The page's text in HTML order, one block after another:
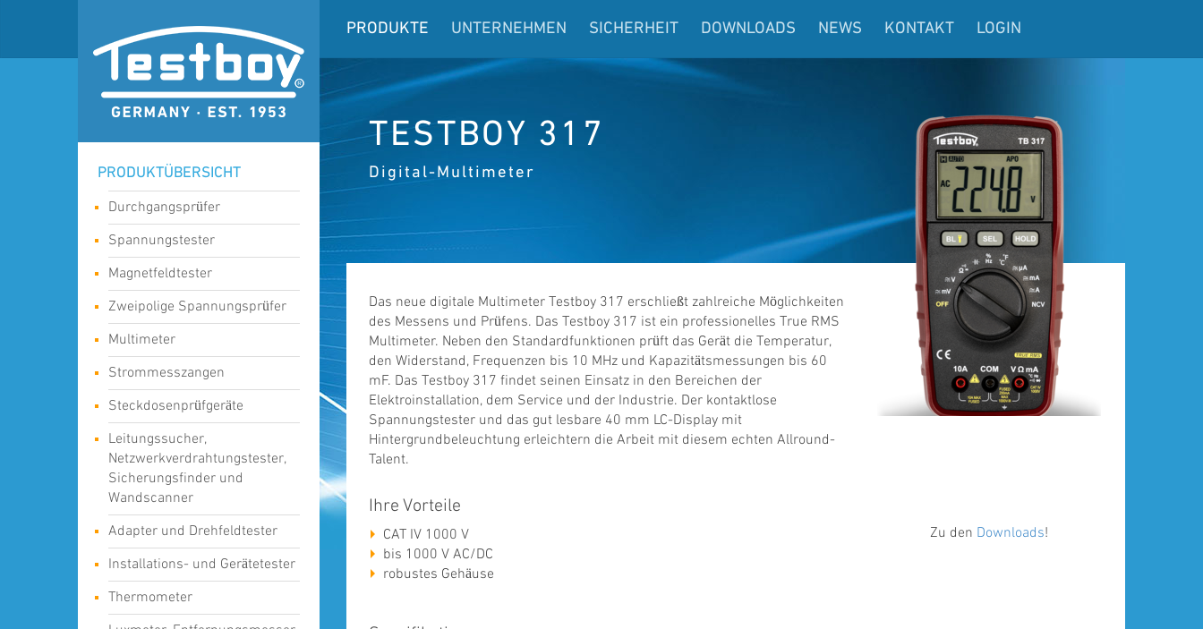
PRODUKTE UNTERNEHMEN SICHERHEIT DOWNLOADS NEWS KONTAKT LOGIN
PRODUKTÜBERSICHT
Durchgangsprüfer
Spannungstester
Magnetfeldtester
Zweipolige Spannungsprüfer
Multimeter
Strommesszangen
Steckdosenprüfgeräte
Leitungssucher,
Netzwerkverdrahtungstester,
Sicherungsfinder und
Wandscanner
Adapter und Drehfeldtester
Installations- und Gerätetester
Thermometer
TESTBOY 317
Digital-Multimeter
Das neue digitale Multimeter Testboy 317 erschließt zahlreiche Möglichkeiten
des Messens und Prüfens. Das Testboy 317 ist ein professionelles True RMS
Multimeter. Neben den Standardfunktionen prüft das Gerät die Temperatur,
den Widerstand, Frequenzen bis 10 MHz und Kapazitätsmessungen bis 60
mF. Das Testboy 317 findet seinen Einsatz in den Bereichen der
Elektroinstallation, dem Service und der Industrie. Der kontaktlose
Spannungstester und das gut lesbare 40 mm LC-Display mit
Hintergrundbeleuchtung erleichtern die Arbeit mit diesem echten Allround-
Talent.
Ihre Vorteile
CAT IV 1000 V
bis 1000 V AC/DC
robustes Gehäuse
Zu den Downloads!